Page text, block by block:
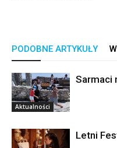
PODOBNE ARTYKUŁY
Aktualności
Sarmaci
Letni